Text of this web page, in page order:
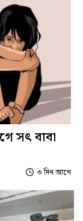
সৎ বাবা
৩ দিন আগে